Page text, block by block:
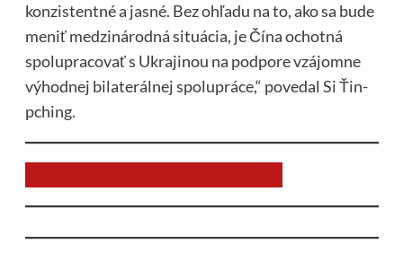
konzistentné a jasné. Bez ohľadu na to, ako sa bude
meniť medzinárodná situácia, je Čína ochotná
spolupracovať s Ukrajinou na podpore vzájomne
výhodnej bilaterálnej spolupráce,“ povedal Si Ťin-
pching.